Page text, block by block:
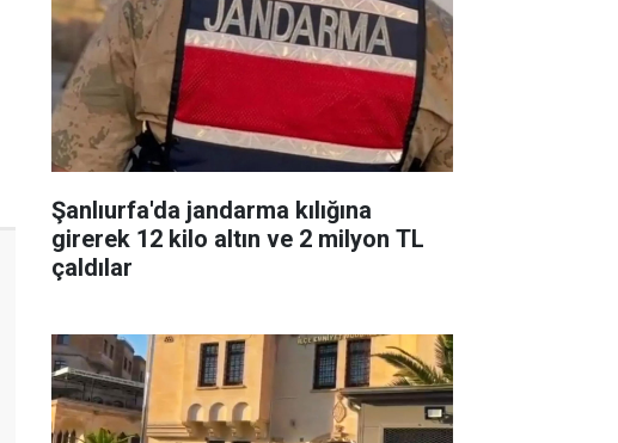
Şanlıurfa'da jandarma kılığına
girerek 12 kilo altın ve 2 milyon TL
çaldılar